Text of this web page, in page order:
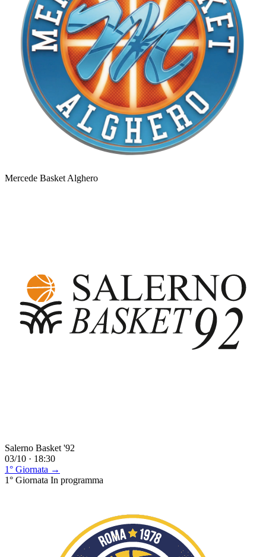
Mercede Basket Alghero
Salerno Basket '92
03/10 · 18:30
1° Giornata →
1° Giornata In programma